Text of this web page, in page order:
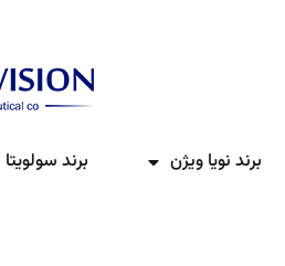
برند نویا ویژن برند سولویتا